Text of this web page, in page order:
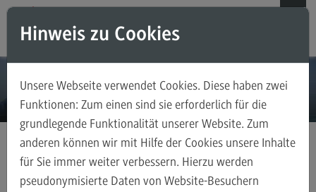
Direkt zum Inhalt
Direkt zum Hauptmenu
Direkt zum Footer
Weiterbildungsangebote für Einzelpersonen
Weiterbildungsangebote für Einzelpersonen
Weiterbildungsarten
FAQ
Digitalisierung
Hinweis zu Cookies
Unsere Webseite verwendet Cookies. Diese haben zwei
Funktionen: Zum einen sind sie erforderlich für die
grundlegende Funktionalität unserer Website. Zum
anderen können wir mit Hilfe der Cookies unsere Inhalte
für Sie immer weiter verbessern. Hierzu werden
pseudonymisierte Daten von Website-Besuchern